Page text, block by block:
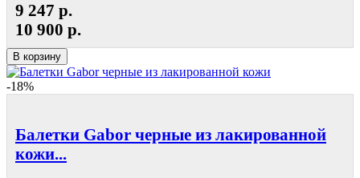
9 247 р.
10 900 р.
В корзину
-18%
Балетки Gabor черные из лакированной
кожи...